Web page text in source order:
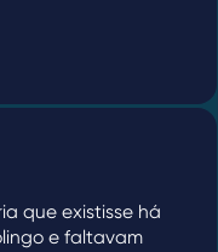
que existisse há
e faltavam